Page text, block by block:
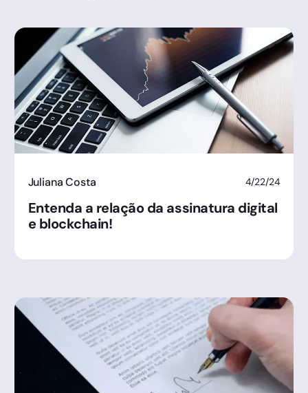
Juliana Costa 4/22/24
Entenda a relação da assinatura digital
e blockchain!